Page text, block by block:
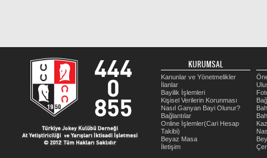
KURUMSAL
Kanunlar ve Yönetmelikler
İlanlar
Bayilik İşlemleri
Kişisel Verilerin Korunması
Nasıl Ganyan Bayi Olunur?
Bağlantılar
Online İşlemler(Cari Hesap
Takibi)
Beyaz Masa
İletişim